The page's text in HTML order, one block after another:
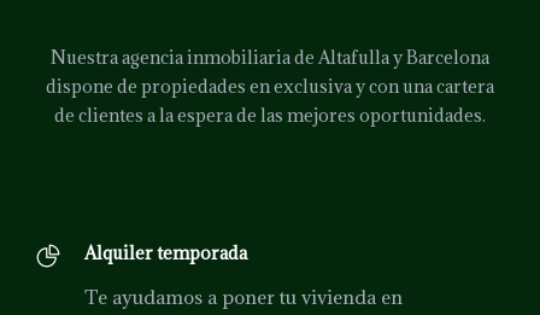
Nuestra agencia inmobiliaria de Altafulla y Barcelona
dispone de propiedades en exclusiva y con una cartera
de clientes a la espera de las mejores oportunidades.
Alquiler temporada
Te ayudamos a poner tu vivienda en